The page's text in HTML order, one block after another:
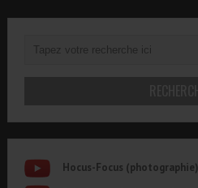
Hocus-Focus (photographie)